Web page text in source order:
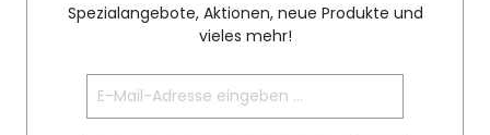
Spezialangebote, Aktionen, neue Produkte und
vieles mehr!